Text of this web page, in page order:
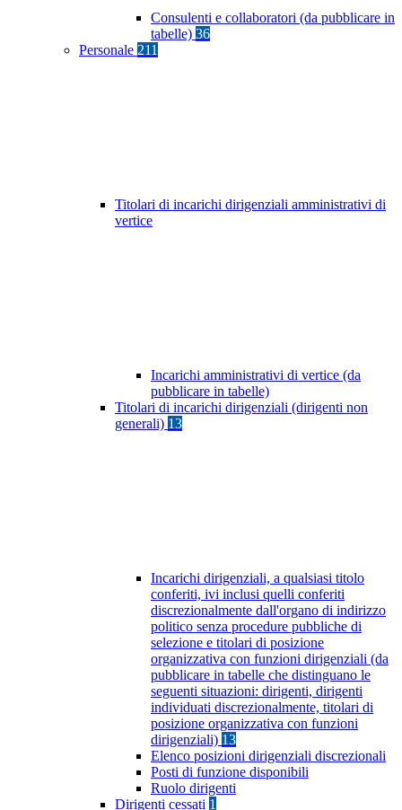
Consulenti e collaboratori (da pubblicare in
tabelle) 36
Personale 211
Titolari di incarichi dirigenziali amministrativi di
vertice
Incarichi amministrativi di vertice (da
pubblicare in tabelle)
Titolari di incarichi dirigenziali (dirigenti non
generali) 13
Incarichi dirigenziali, a qualsiasi titolo
conferiti, ivi inclusi quelli conferiti
discrezionalmente dall'organo di indirizzo
politico senza procedure pubbliche di
selezione e titolari di posizione
organizzativa con funzioni dirigenziali (da
pubblicare in tabelle che distinguano le
seguenti situazioni: dirigenti, dirigenti
individuati discrezionalmente, titolari di
posizione organizzativa con funzioni
dirigenziali) 13
Elenco posizioni dirigenziali discrezionali
Posti di funzione disponibili
Ruolo dirigenti
Dirigenti cessati 1